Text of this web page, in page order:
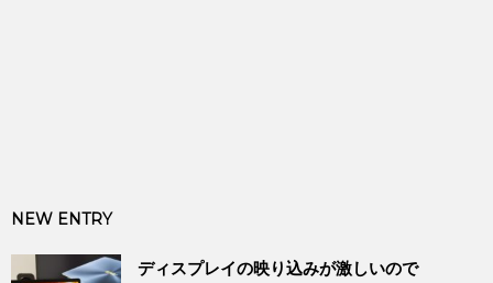
NEW ENTRY
ディスプレイの映り込みが激しいので